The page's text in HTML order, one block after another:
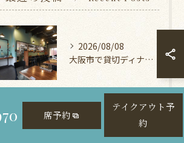
2026/08/08
大阪市で貸切ディナービュッフェ探し
2026/08/07
旭区で見つける写真映えする肉女子会ディナー
席予約
テイクアウト予
約